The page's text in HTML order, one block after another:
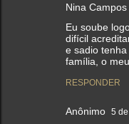
Nina Campos
Eu soube
difícil
e sadio
família, o
RESPONDER
Anônimo 5